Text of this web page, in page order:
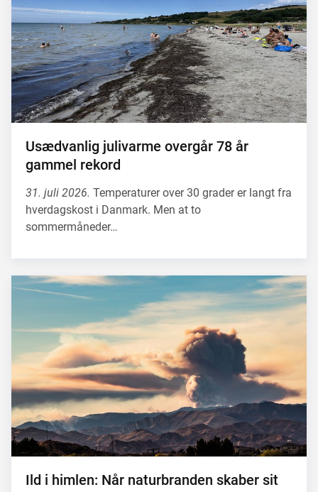
Usædvanlig julivarme overgår 78 år
gammel rekord
31. juli 2026. Temperaturer over 30 grader er langt fra
hverdagskost i Danmark. Men at to
sommermåneder…
Ild i himlen: Når naturbranden skaber sit